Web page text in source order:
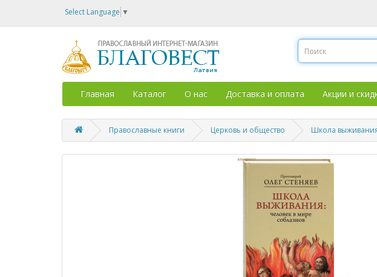
Select Language ▼
Главная Каталог О нас Доставка и оплата Акции и
Православные книги Церковь и общество Школа